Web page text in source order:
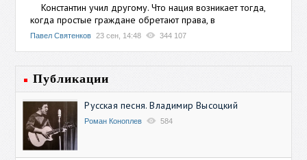
Константин учил другому. Что нация возникает тогда,
когда простые граждане обретают права, в
Павел Святенков 23 сен, 14:48 344 107
Публикации
Русская песня. Владимир Высоцкий
Роман Коноплев 584